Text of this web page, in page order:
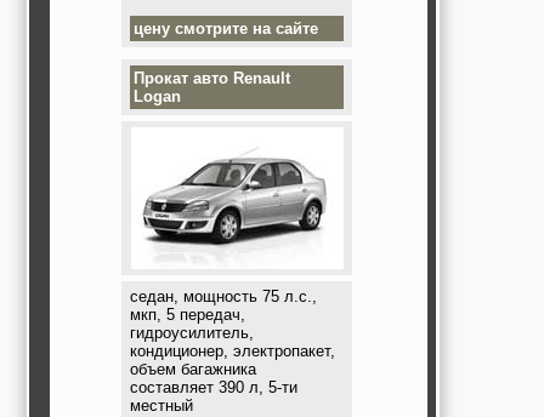
цену смотрите на сайте
Прокат авто Renault
Logan
седан, мощность 75 л.с.,
мкп, 5 передач,
гидроусилитель,
кондиционер, электропакет,
объем багажника
составляет 390 л, 5-ти
местный